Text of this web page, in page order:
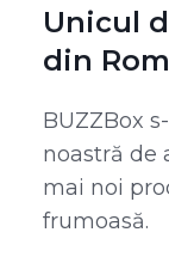
Unicul
din
BUZZBox
noastră de
mai noi
frumoasă.